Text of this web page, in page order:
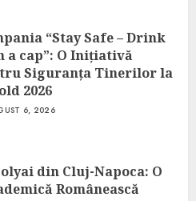
“Stay Safe – Drink
a cap”: O Inițiativă
Siguranța Tinerilor la
2026
6, 2026
din Cluj-Napoca: O
Românească